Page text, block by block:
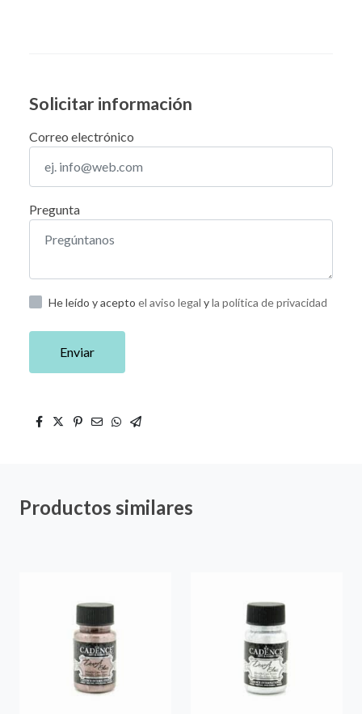
Solicitar información
Correo electrónico
Pregunta
He leído y acepto el aviso legal yla política de privacidad
Enviar
Productos similares